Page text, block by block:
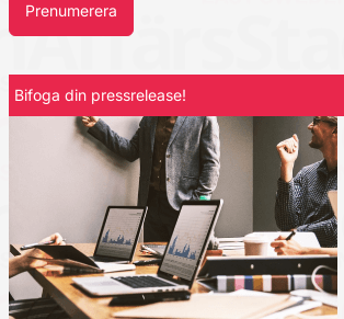
Prenumerera
Bifoga din pressrelease!